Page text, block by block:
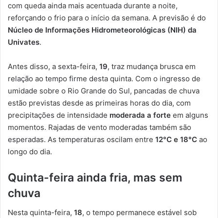
com queda ainda mais acentuada durante a noite,
reforçando o frio para o início da semana. A previsão é do
Núcleo de Informações Hidrometeorológicas (NIH) da
Univates.
Antes disso, a sexta-feira, 19, traz mudança brusca em
relação ao tempo firme desta quinta. Com o ingresso de
umidade sobre o Rio Grande do Sul, pancadas de chuva
estão previstas desde as primeiras horas do dia, com
precipitações de intensidade moderada a forte em alguns
momentos. Rajadas de vento moderadas também são
esperadas. As temperaturas oscilam entre 12°C e 18°C ao
longo do dia.
Quinta-feira ainda fria, mas sem
chuva
Nesta quinta-feira, 18, o tempo permanece estável sob